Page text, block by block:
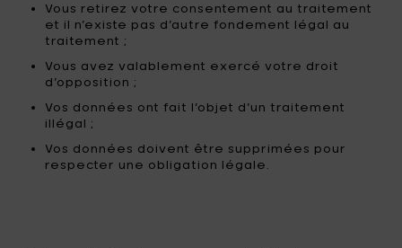
Vous retirez votre consentement au traitement
et il n’existe pas d’autre fondement légal au
traitement ;
Vous avez valablement exercé votre droit
d’opposition ;
Vos données ont fait l’objet d’un traitement
illégal ;
Vos données doivent être supprimées pour
respecter une obligation légale.